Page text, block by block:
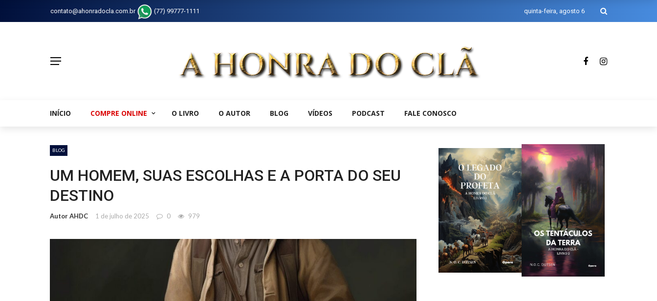
contato@ahonradocla.com.br (77) 99777-1111 quinta-feira, agosto 6
INÍCIO COMPRE ONLINE O LIVRO O AUTOR BLOG VÍDEOS PODCAST FALE CONOSCO
BLOG
UM HOMEM, SUAS ESCOLHAS E A PORTA DO SEU
DESTINO
Autor AHDC 1 de julho de 2025 0 979